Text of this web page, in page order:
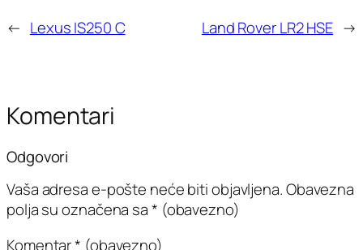
← Lexus IS250 C Land Rover LR2 HSE →
Komentari
Odgovori
Vaša adresa e-pošte neće biti objavljena.Obavezna
polja su označena sa* (obavezno)
Komentar* (obavezno)